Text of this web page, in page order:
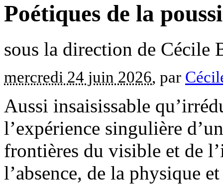
Poétiques de la
sous la direction de Cécile
mercredi 24 juin 2026, par
Aussi insaisissable
l’expérience singulière
frontières du visible et de
l’absence, de la physique